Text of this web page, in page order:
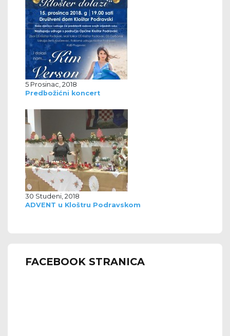
5 Prosinac, 2018
Predbožićni koncert
30 Studeni, 2018
ADVENT u Kloštru Podravskom
FACEBOOK STRANICA